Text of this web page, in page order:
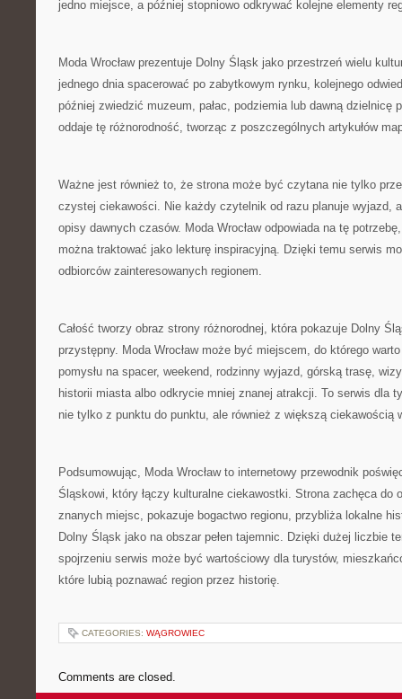
jedno miejsce, a później stopniowo odkrywać kolejne elementy
Moda Wrocław prezentuje Dolny Śląsk jako przestrzeń wielu
jednego dnia spacerować po zabytkowym rynku, kolejnego
później zwiedzić muzeum, pałac, podziemia lub dawną dzielnicę
oddaje tę różnorodność, tworząc z poszczególnych artykułów
Ważne jest również to, że strona może być czytana nie tylko
czystej ciekawości. Nie każdy czytelnik od razu planuje wyjazd,
opisy dawnych czasów. Moda Wrocław odpowiada na tę
można traktować jako lekturę inspiracyjną. Dzięki temu serwis
odbiorców zainteresowanych regionem.
Całość tworzy obraz strony różnorodnej, która pokazuje Dolny
przystępny. Moda Wrocław może być miejscem, do którego
pomysłu na spacer, weekend, rodzinny wyjazd, górską trasę,
historii miasta albo odkrycie mniej znanej atrakcji. To serwis dla
nie tylko z punktu do punktu, ale również z większą ciekawością
Podsumowując, Moda Wrocław to internetowy przewodnik
Śląskowi, który łączy kulturalne ciekawostki. Strona zachęca do
znanych miejsc, pokazuje bogactwo regionu, przybliża lokalne
Dolny Śląsk jako na obszar pełen tajemnic. Dzięki dużej liczbie
spojrzeniu serwis może być wartościowy dla turystów,
które lubią poznawać region przez historię.
CATEGORIES: WĄGROWIEC
Comments are closed.